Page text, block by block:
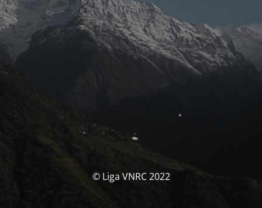
© Liga VNRC 2022